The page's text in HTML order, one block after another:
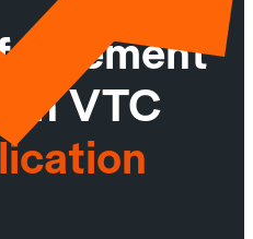
un VTC